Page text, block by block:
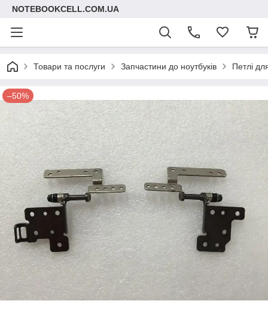
NOTEBOOKCELL.COM.UA
Товари та послуги Запчастини до ноутбуків Петлі
–50%